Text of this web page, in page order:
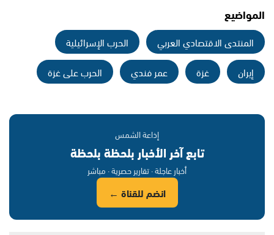
المواضيع
المنتدى الاقتصادي العربي
الحرب الإسرائيلية
إيران
غزة عمر فندي الحرب على غزة
إذاعة الشمس
تابع آخر الأخبار بلحظة بلحظة
أخبار عاجلة · تقارير حصرية · مباشر
انضم للقناة ←